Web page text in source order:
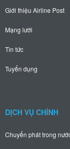
Giới thiệu Airline Post
Mạng lưới
Tin tức
Tuyển dụng
DỊCH VỤ CHÍNH
Chuyển phát trong